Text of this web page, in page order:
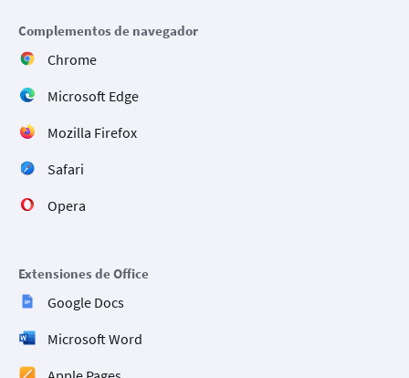
Complementos de navegador
Chrome
Microsoft Edge
Mozilla Firefox
Safari
Opera
Extensiones de Office
Google Docs
Microsoft Word